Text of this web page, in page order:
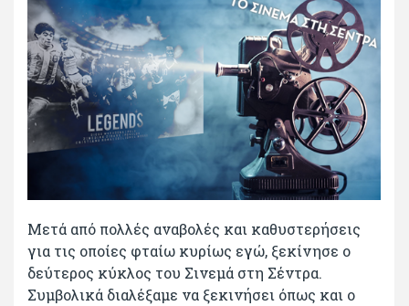
Μετά από πολλές αναβολές και καθυστερήσεις
για τις οποίες φταίω κυρίως εγώ, ξεκίνησε ο
δεύτερος κύκλος του Σινεμά στη Σέντρα.
Συμβολικά διαλέξαμε να ξεκινήσει όπως και ο